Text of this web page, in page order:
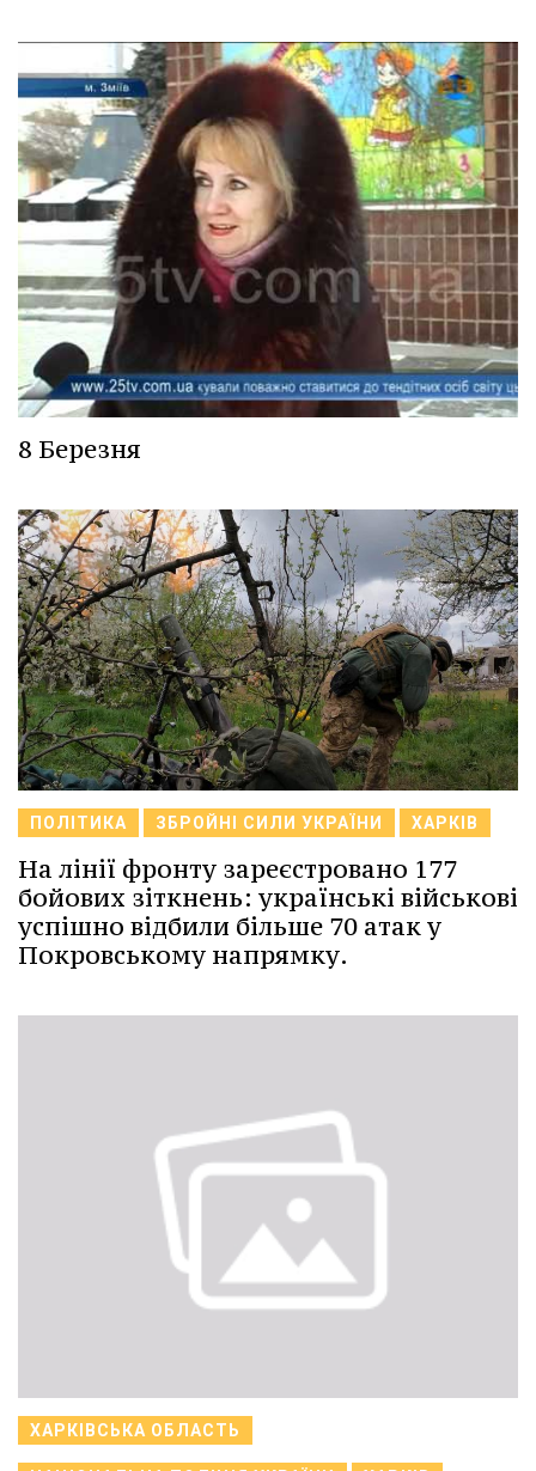
8 Березня
ПОЛІТИКА ЗБРОЙНІ СИЛИ УКРАЇНИ ХАРКІВ
На лінії фронту зареєстровано 177
бойових зіткнень: українські військові
успішно відбили більше 70 атак у
Покровському напрямку.
ХАРКІВСЬКА ОБЛАСТЬ